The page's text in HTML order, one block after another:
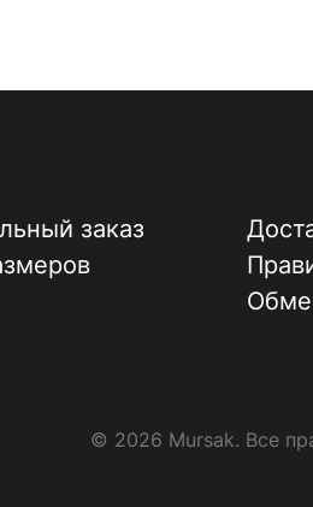
заказ
© 2026 Mursak. Все